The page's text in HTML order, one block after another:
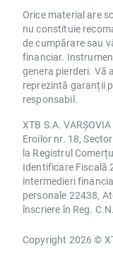
Orice material are
nu constituie
de cumpărare sau
financiar.
genera pierderi. Vă
reprezintă garanții
responsabil.
XTB S.A.
Eroilor nr. 18,
la Registrul
Identificare Fiscală
intermedieri
personale 22438,
înscriere în Reg.
Copyright 2026 ©